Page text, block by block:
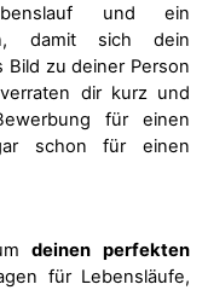
und ein
damit sich dein
zu deiner Person
dir kurz und
für einen
schon für einen
deinen perfekten
für Lebensläufe,